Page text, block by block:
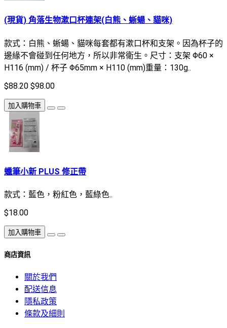
(現貨) 角落生物漱口杯連架(白熊、蜥蝪、貓咪)
款式：白熊、蜥蝪、貓咪每套都有漱口杯和支架。因為杯子的
邊緣不會碰到任何地方，所以非常衛生。尺寸：支架 Φ60 ×
H116 (mm) / 杯子 Φ65mm × H110 (mm)重量：130g..
$88.20 $98.00
加入購物車
蠟筆小新 PLUS 修正帶
款式：藍色，粉紅色，藍綠色..
$18.00
加入購物車
商店資訊
關於我們
配送信息
隱私政策
條款及細則